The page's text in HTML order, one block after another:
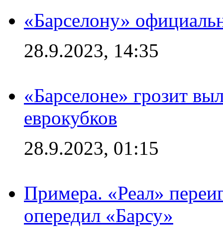
«Барселону»
28.9.2023, 14:35
«Барселоне» грозит
еврокубков
28.9.2023, 01:15
Примера. «Реал»
опередил «Барсу»